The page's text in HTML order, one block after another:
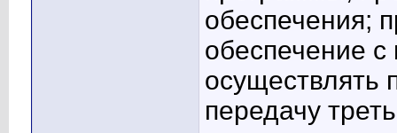
обеспечения;
обеспечение
осуществлять
передачу